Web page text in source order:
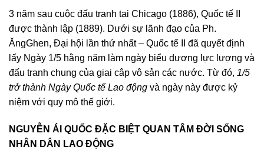
3 năm sau cuộc đấu tranh tại Chicago (1886), Quốc tế II
được thành lập (1889). Dưới sự lãnh đạo của Ph.
ĂngGhen, Đại hội lần thứ nhất – Quốc tế II đã quyết định
lấy Ngày 1/5 hằng năm làm ngày biểu dương lực lượng và
đấu tranh chung của giai câp vô sản các nước. Từ đó, 1/5
trở thành Ngày Quốc tế Lao động và ngày này được kỷ
niệm với quy mô thế giới.
NGUYỄN ÁI QUỐC ĐẶC BIỆT QUAN TÂM ĐỜI SỐNG
NHÂN DÂN LAO ĐỘNG